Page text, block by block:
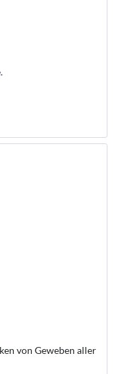
von Geweben aller